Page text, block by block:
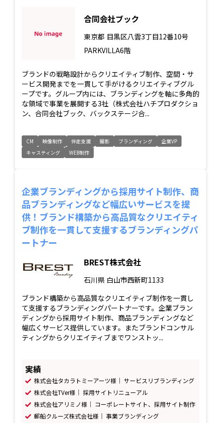
合同会社ブック
東京都 目黒区八雲3丁目12番10号
PARKVILLA6階
ブランドの戦略設計からクリエイティブ制作、空間・サ
ービス開発までを一貫して手がけるクリエイティブグル
ープです。グループ内には、ブランディングを軸に多角的
な領域で事業を展開する3社（株式会社ハチプロダクショ
ン、合同会社ブック、バックステージ合...
CM 映像制作 伴走支援 撮影 ブランディング
企業VP
キャスティング
WEB制作
企業ブランディングから採用サイト制作、商
品ブランディングなど幅広いサービスを提
供！ブランド構築から高品質なクリエイティ
ブ制作を一貫して支援するブランディングパ
ートナー
BREST株式会社
石川県 白山市西新町1133
ブランド構築から高品質なクリエイティブ制作を一貫し
て支援するブランディングパートナーです。企業ブラン
ディングから採用サイト制作、商品ブランディングなど
幅広くサービス提供しています。またブランドコンサル
ティングからクリエイティブまでワンストッ...
実績
株式会社タカラトミーアーツ様｜ サービスリブランディング
株式会社TVer様｜ 採用サイトリニューアル
株式会社アリミノ様｜ コーポレートサイト、採用サイト制作
郵船クルーズ株式会社様｜ 事業ブランディング